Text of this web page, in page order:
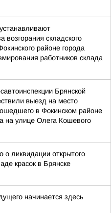
возгорания складского
районе города
работников склада
Брянской
выезд на место
в Фокинском районе
на улице Олега Кошевого
ликвидации открытого
красок в Брянске
начинается здесь